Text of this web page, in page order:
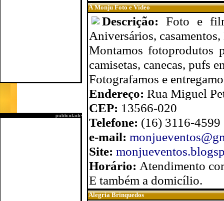
publicidade
Á Monju Foto e Vídeo
Descrição: Foto e
Aniversários,
Montamos fotoprodutos
camisetas, canecas, pufs
Fotografamos e
Endereço: Rua Miguel
CEP: 13566-020
Telefone: (16) 3116-
e-mail:
Site:
Horário: Atendimento
E também a domicílio.
Alegria Brinquedos